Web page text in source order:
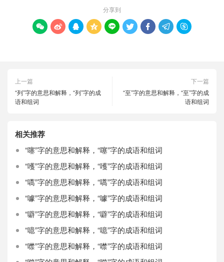
分享到
        
上一篇
“列”字的意思和解释，“列”字的成
语和组词
下一篇
“至”字的意思和解释，“至”字的成
语和组词
相关推荐
“噻”字的意思和解释，“噻”字的成语和组词
“嚄”字的意思和解释，“嚄”字的成语和组词
“嚆”字的意思和解释，“嚆”字的成语和组词
“噱”字的意思和解释，“噱”字的成语和组词
“噼”字的意思和解释，“噼”字的成语和组词
“噫”字的意思和解释，“噫”字的成语和组词
“噤”字的意思和解释，“噤”字的成语和组词